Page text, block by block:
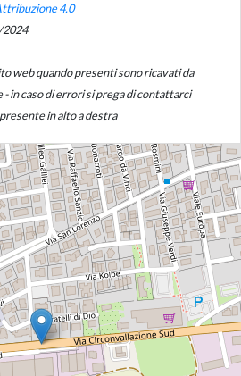
4.0
web quando presenti sono ricavati da
in caso di errori si prega di contattarci
in alto a destra